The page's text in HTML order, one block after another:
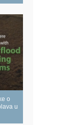
o
u